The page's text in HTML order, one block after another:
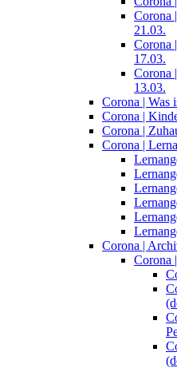
Corona
21.03.
Corona
17.03.
Corona
13.03.
Corona | Was
Corona |
Corona |
Corona |
Corona |
Corona